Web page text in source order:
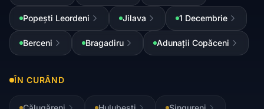
Popești Leordeni Jilava 1 Decembrie
Berceni Bragadiru Adunații Copăceni
ÎN CURÂND